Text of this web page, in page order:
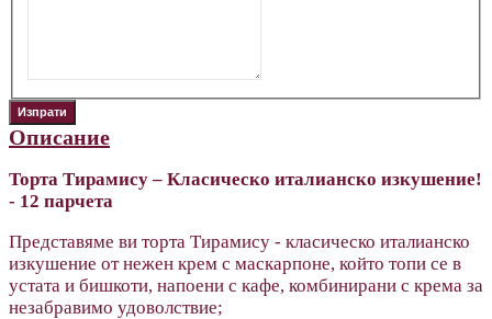
Описание
Торта Тирамису – Класическо италианско изкушение!
- 12 парчета
Представяме ви торта Тирамису - класическо италианско
изкушение от нежен крем с маскарпоне, който топи се в
устата и бишкоти, напоени с кафе, комбинирани с крема за
незабравимо удоволствие;